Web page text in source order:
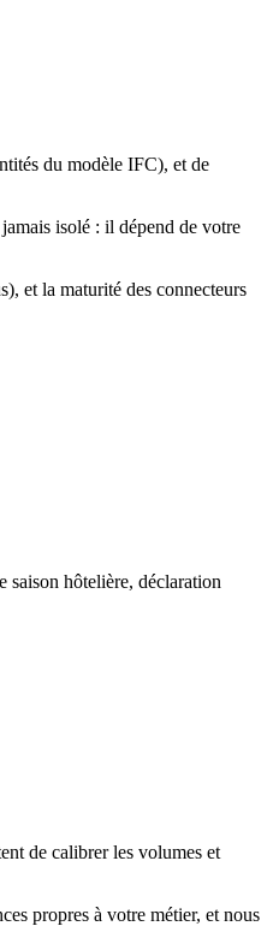
du modèle IFC), et de
isolé : il dépend de votre
et la maturité des connecteurs
saison hôtelière, déclaration
de calibrer les volumes et
propres à votre métier, et nous